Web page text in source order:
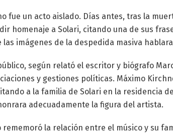
fue un acto aislado. Días antes, tras la
homenaje a Solari, citando una de sus
las imágenes de la despedida masiva
según relató el escritor y biógrafo
y gestiones políticas. Máximo
a la familia de Solari en la residencia
adecuadamente la figura del artista.
la relación entre el músico y su